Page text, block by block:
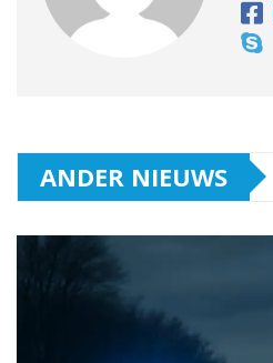
ANDER NIEUWS